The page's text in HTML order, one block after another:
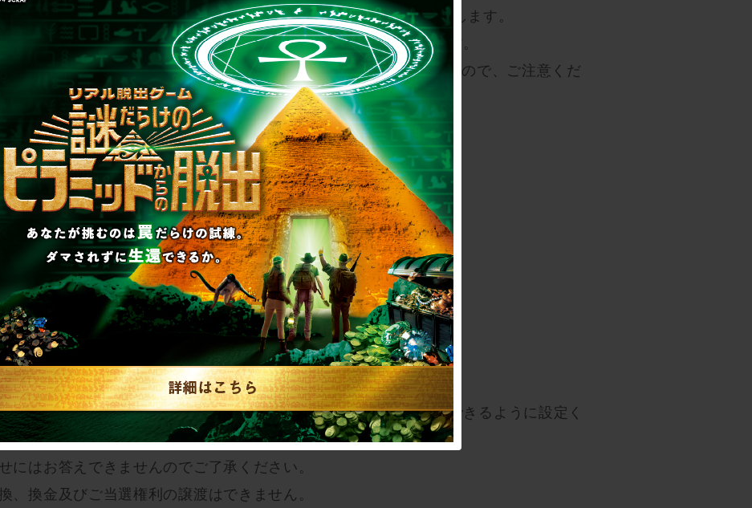
な抽選の上1月20日（金）19:00までに当選者の方にはご連絡いたします。
へのダイレクトメッセージの送信をもって代えさせていただきます。
トのフォローをはずされておりますと当選連絡ができなくなりますので、ご注意くだ
ルデザインのビデオテープ」をプレゼント！
ており非公開設定にされていない方
ローしている方
クトメッセージにて行います。投稿された方はメッセージを受信できるように設定く
にはお答えできませんのでご了承ください。
、換金及びご当選権利の譲渡はできません。